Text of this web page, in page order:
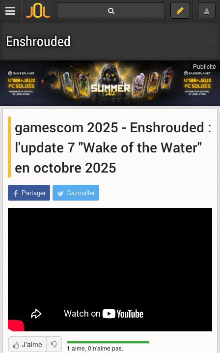
Enshrouded
Publicité
gamescom 2025 - Enshrouded :
l'update 7 "Wake of the Water"
en octobre 2025
Partager Gazouiller
J'aime 1 aime, 0 n'aime pas.